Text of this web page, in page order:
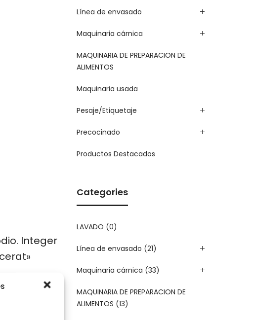
Integer
Línea de envasado
Maquinaria cárnica
MAQUINARIA DE PREPARACION DE
ALIMENTOS
Maquinaria usada
Pesaje/Etiquetaje
Precocinado
Productos Destacados
Categories
LAVADO (0)
Línea de envasado (21)
Maquinaria cárnica (33)
MAQUINARIA DE PREPARACION DE
ALIMENTOS (13)